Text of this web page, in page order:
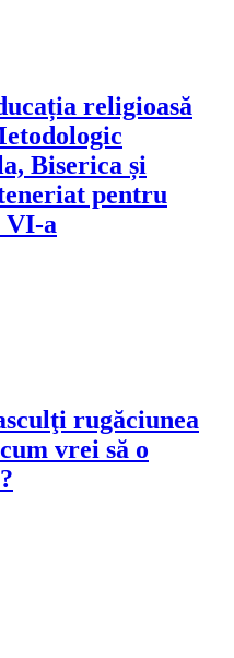
religioasă
Biserica și
pentru
VI-a
rugăciunea
vrei să o